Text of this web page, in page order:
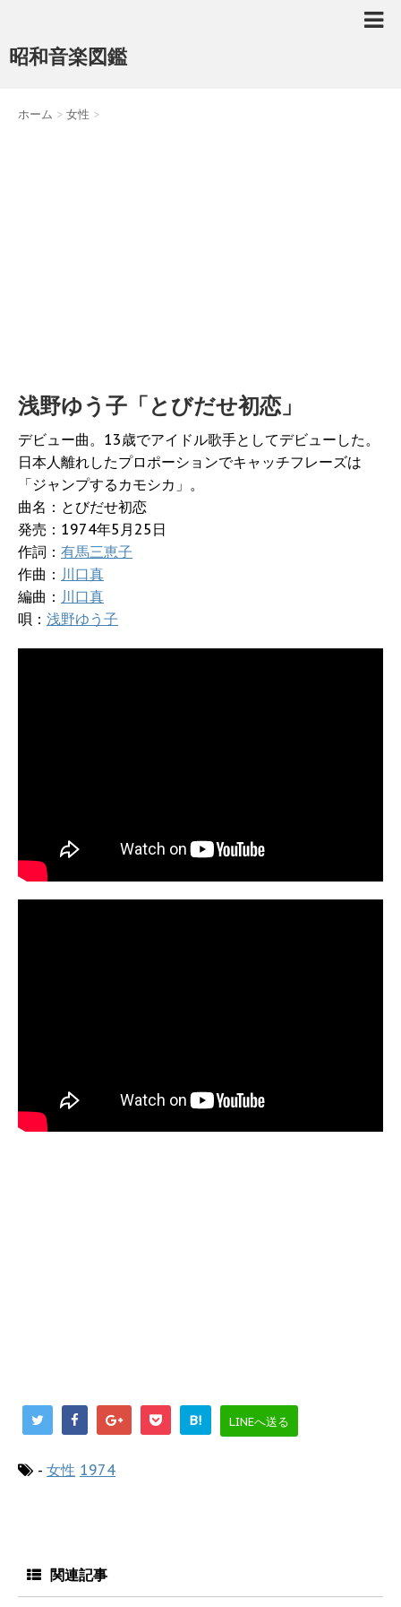
昭和音楽図鑑
ホーム > 女性 >
浅野ゆう子「とびだせ初恋」
デビュー曲。13歳でアイドル歌手としてデビューした。
日本人離れしたプロポーションでキャッチフレーズは
「ジャンプするカモシカ」。
曲名：とびだせ初恋
発売：1974年5月25日
作詞： 有馬三恵子
作曲： 川口真
編曲： 川口真
唄： 浅野ゆう子
B! LINEへ送る
- 女性 1974
関連記事